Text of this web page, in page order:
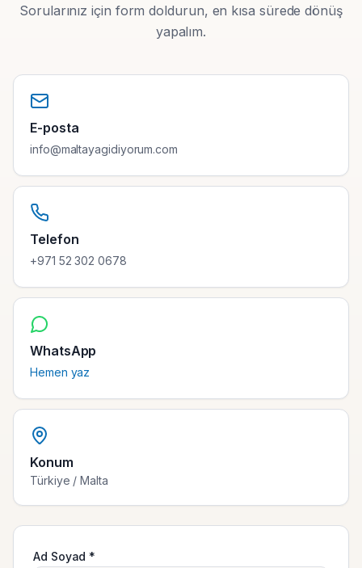
Sorularınız için form doldurun, en kısa sürede dönüş
yapalım.
E-posta
info@maltayagidiyorum.com
Telefon
+971 52 302 0678
WhatsApp
Hemen yaz
Konum
Türkiye / Malta
Ad Soyad *